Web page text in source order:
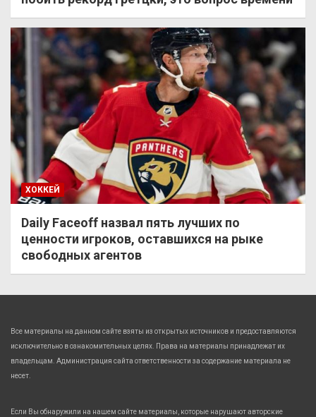
ХОККЕЙ
Daily Faceoff назвал пять лучших по
ценности игроков, оставшихся на рыке
свободных агентов
Все материалы на данном сайте взяты из открытых источников и предоставляются
исключительно в ознакомительных целях. Права на материалы принадлежат их
владельцам. Администрация сайта ответственности за содержание материала не
несет.
Если Вы обнаружили на нашем сайте материалы, которые нарушают авторские